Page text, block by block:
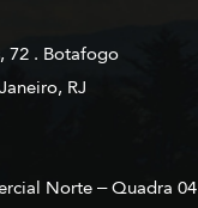
72 . Botafogo
RJ
Norte – Quadra 04